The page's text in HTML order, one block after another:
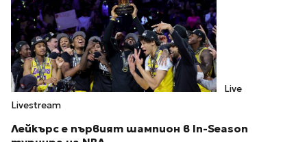
Live
Livestream
Лейкърс е първият шампион в In-Season